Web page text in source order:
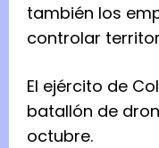
también los
controlar
El ejército de
batallón de
octubre.